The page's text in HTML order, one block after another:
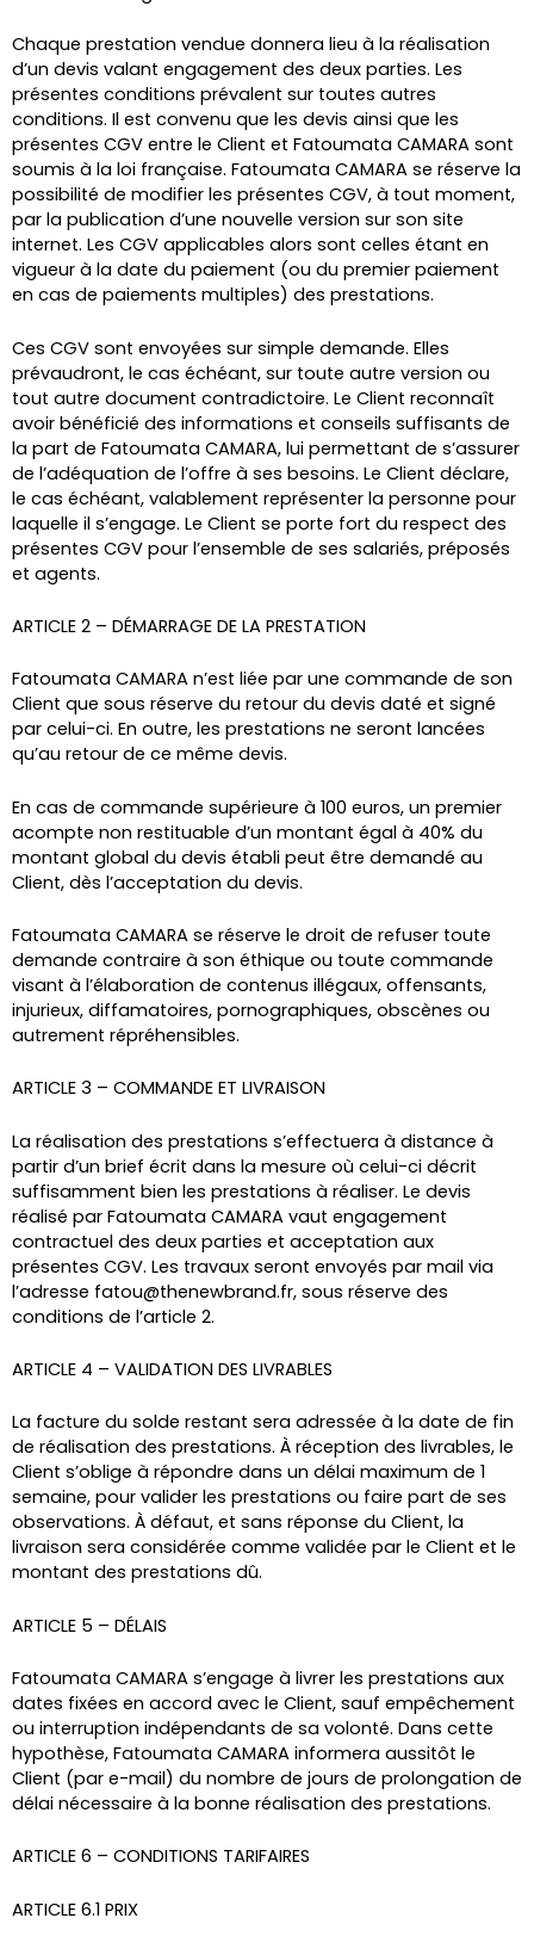
Chaque prestation vendue donnera lieu à la réalisation
d’un devis valant engagement des deux parties. Les
présentes conditions prévalent sur toutes autres
conditions. Il est convenu que les devis ainsi que les
présentes CGV entre le Client et Fatoumata CAMARA sont
soumis à la loi française. Fatoumata CAMARA se réserve la
possibilité de modifier les présentes CGV, à tout moment,
par la publication d’une nouvelle version sur son site
internet. Les CGV applicables alors sont celles étant en
vigueur à la date du paiement (ou du premier paiement
en cas de paiements multiples) des prestations.
Ces CGV sont envoyées sur simple demande. Elles
prévaudront, le cas échéant, sur toute autre version ou
tout autre document contradictoire. Le Client reconnaît
avoir bénéficié des informations et conseils suffisants de
la part de Fatoumata CAMARA, lui permettant de s’assurer
de l’adéquation de l’offre à ses besoins. Le Client déclare,
le cas échéant, valablement représenter la personne pour
laquelle il s’engage. Le Client se porte fort du respect des
présentes CGV pour l’ensemble de ses salariés, préposés
et agents.
ARTICLE 2 – DÉMARRAGE DE LA PRESTATION
Fatoumata CAMARA n’est liée par une commande de son
Client que sous réserve du retour du devis daté et signé
par celui-ci. En outre, les prestations ne seront lancées
qu’au retour de ce même devis.
En cas de commande supérieure à 100 euros, un premier
acompte non restituable d’un montant égal à 40% du
montant global du devis établi peut être demandé au
Client, dès l’acceptation du devis.
Fatoumata CAMARA se réserve le droit de refuser toute
demande contraire à son éthique ou toute commande
visant à l’élaboration de contenus illégaux, offensants,
injurieux, diffamatoires, pornographiques, obscènes ou
autrement répréhensibles.
ARTICLE 3 – COMMANDE ET LIVRAISON
La réalisation des prestations s’effectuera à distance à
partir d’un brief écrit dans la mesure où celui-ci décrit
suffisamment bien les prestations à réaliser. Le devis
réalisé par Fatoumata CAMARA vaut engagement
contractuel des deux parties et acceptation aux
présentes CGV. Les travaux seront envoyés par mail via
l’adresse fatou@thenewbrand.fr, sous réserve des
conditions de l’article 2.
ARTICLE 4 – VALIDATION DES LIVRABLES
La facture du solde restant sera adressée à la date de fin
de réalisation des prestations. À réception des livrables, le
Client s’oblige à répondre dans un délai maximum de 1
semaine, pour valider les prestations ou faire part de ses
observations. À défaut, et sans réponse du Client, la
livraison sera considérée comme validée par le Client et le
montant des prestations dû.
ARTICLE 5 – DÉLAIS
Fatoumata CAMARA s’engage à livrer les prestations aux
dates fixées en accord avec le Client, sauf empêchement
ou interruption indépendants de sa volonté. Dans cette
hypothèse, Fatoumata CAMARA informera aussitôt le
Client (par e-mail) du nombre de jours de prolongation de
délai nécessaire à la bonne réalisation des prestations.
ARTICLE 6 – CONDITIONS TARIFAIRES
ARTICLE 6.1 PRIX